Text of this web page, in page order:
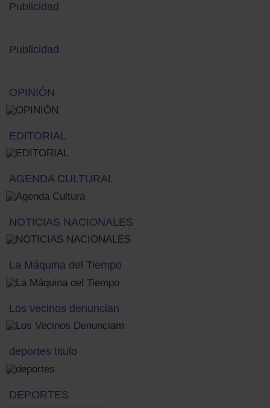
Publicidad
Publicidad
OPINIÓN
EDITORIAL
AGENDA CULTURAL
NOTICIAS NACIONALES
La Máquina del Tiempo
Los vecinos denuncian
deportes titulo
DEPORTES